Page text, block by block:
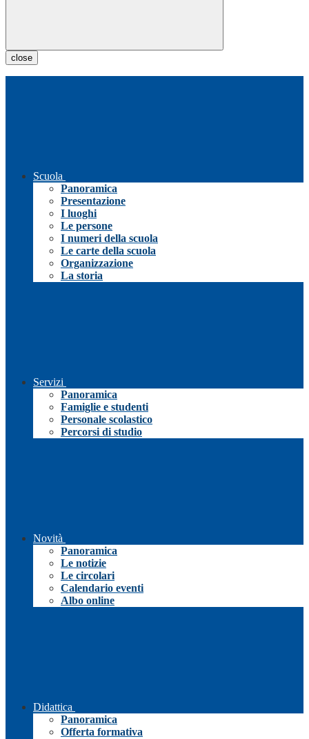
close
Scuola
Panoramica
Presentazione
I luoghi
Le persone
I numeri della scuola
Le carte della scuola
Organizzazione
La storia
Servizi
Panoramica
Famiglie e studenti
Personale scolastico
Percorsi di studio
Novità
Panoramica
Le notizie
Le circolari
Calendario eventi
Albo online
Didattica
Panoramica
Offerta formativa